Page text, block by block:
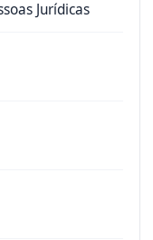
Jurídicas